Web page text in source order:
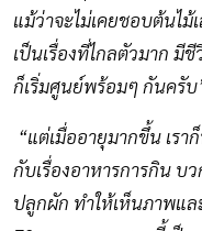
แม้ว่าจะไม่เคยชอบต้นไม้
เป็นเรื่องที่ไกลตัวมาก มี
ก็เริ่มศูนย์พร้อมๆ กันครับ
“แต่เมื่ออายุมากขึ้น เรา
กับเรื่องอาหารการกิน บ
ปลูกผัก ทำให้เห็นภาพแ